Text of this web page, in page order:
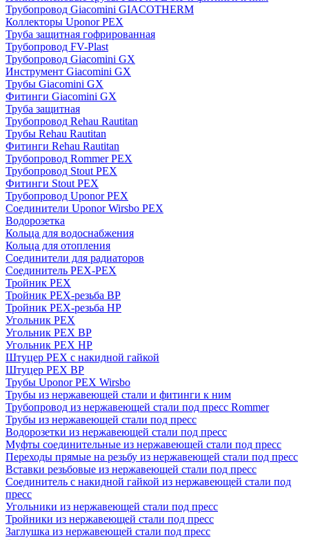
Трубопровод Giacomini GIACOTHERM
Коллекторы Uponor PEX
Труба защитная гофрированная
Трубопровод FV-Plast
Трубопровод Giacomini GX
Инструмент Giacomini GX
Трубы Giacomini GX
Фитинги Giacomini GX
Труба защитная
Трубопровод Rehau Rautitan
Трубы Rehau Rautitan
Фитинги Rehau Rautitan
Трубопровод Rommer PEX
Трубопровод Stout PEX
Фитинги Stout PEX
Трубопровод Uponor PEX
Соединители Uponor Wirsbo PEX
Водорозетка
Кольца для водоснабжения
Кольца для отопления
Соединители для радиаторов
Соединитель PEX-PEX
Тройник PEX
Тройник PEX-резьба ВР
Тройник PEX-резьба НР
Угольник PEX
Угольник PEX ВР
Угольник PEX НР
Штуцер PEX c накидной гайкой
Штуцер PEX ВР
Трубы Uponor PEX Wirsbo
Трубы из нержавеющей стали и фитинги к ним
Трубопровод из нержавеющей стали под пресс Rommer
Трубы из нержавеющей стали под пресс
Водорозетки из нержавеющей стали под пресс
Муфты соединительные из нержавеющей стали под пресс
Переходы прямые на резьбу из нержавеющей стали под пресс
Вставки резьбовые из нержавеющей стали под пресс
Соединитель с накидной гайкой из нержавеющей стали под
пресс
Угольники из нержавеющей стали под пресс
Тройники из нержавеющей стали под пресс
Заглушка из нержавеющей стали под пресс